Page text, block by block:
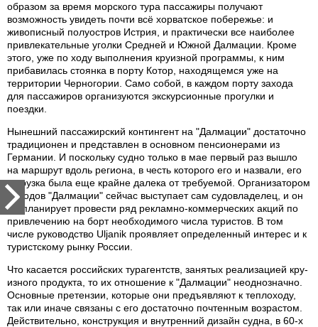
образом за время морского тура пассажиры получают
возможность увидеть почти всё хорватское побережье: и
живописный полуостров Истрия, и практически все наиболее
привлекательные уголки Средней и Южной Далмации. Кроме
этого, уже по ходу выполнения круизной программы, к ним
прибавилась стоянка в порту Котор, находящемся уже на
территории Черногории. Само собой, в каждом порту захода
для пассажиров организуются экскурсионные прогулки и
поездки.
Нынешний пассажирский контингент на "Далмации" достаточно
традиционен и представлен в основном пенсионерами из
Германии. И поскольку судно только в мае первый раз вышло
на маршрут вдоль региона, в честь которого его и назвали, его
загрузка была еще крайне далека от требуемой. Организатором
походов "Далмации" сейчас выступает сам судовладелец, и он
же планирует провести ряд рекламно-коммерческих акций по
привлечению на борт необходимого числа туристов. В том
числе руководство Uljanik проявляет определенный интерес и к
туристскому рынку России.
Что касается российских турагентств, занятых реализацией кру-
изного продукта, то их отношение к "Далмации" неоднозначно.
Основные претензии, которые они предъявляют к теплоходу,
так или иначе связаны с его достаточно почтенным возрастом.
Действительно, конструкция и внутренний дизайн судна, в 60-х